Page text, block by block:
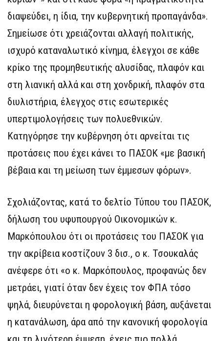
διαψεύδει, η ίδια, την κυβερνητική προπαγάνδα».
Σημείωσε ότι χρειάζονται αλλαγή πολιτικής,
ισχυρό καταναλωτικό κίνημα, έλεγχοι σε κάθε
κρίκο της προμηθευτικής αλυσίδας, πλαφόν και
στη λιανική αλλά και στη χονδρική, πλαφόν στα
διυλιστήρια, έλεγχος στις εσωτερικές
υπερτιμολογήσεις των πολυεθνικών.
Κατηγόρησε την κυβέρνηση ότι αρνείται τις
προτάσεις που έχει κάνει το ΠΑΣΟΚ «με βασική
βέβαια και τη μείωση των έμμεσων φόρων».
Σχολιάζοντας, κατά το δελτίο Τύπου του ΠΑΣΟΚ,
δήλωση του υφυπουργού Οικονομικών κ.
Μαρκόπουλου ότι οι προτάσεις του ΠΑΣΟΚ για
την ακρίβεια κοστίζουν 3 δισ., ο κ. Τσουκαλάς
ανέφερε ότι «ο κ. Μαρκόπουλος, προφανώς δεν
μετράει, γιατί όταν δεν έχεις τον ΦΠΑ τόσο
ψηλά, διευρύνεται η φορολογική βάση, αυξάνεται
η κατανάλωση, άρα από την κανονική φορολογία